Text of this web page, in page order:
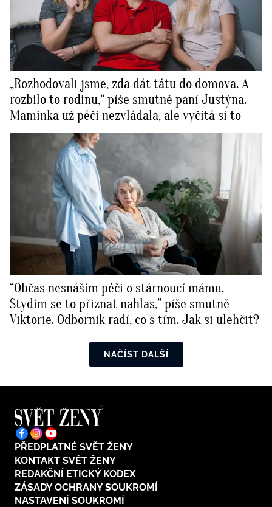
„Rozhodovali jsme, zda dát tátu do domova. A
rozbilo to rodinu,“ píše smutně paní Justýna.
Maminka už péči nezvládala, ale vyčítá si to
“Občas nesnáším péči o stárnoucí mámu.
Stydím se to přiznat nahlas,” píše smutně
Viktorie. Odborník radí, co s tím. Jak si ulehčit?
NAČÍST DALŠÍ
PŘEDPLATNÉ SVĚT ŽENY
KONTAKT SVĚT ŽENY
REDAKČNÍ ETICKÝ KODEX
ZÁSADY OCHRANY SOUKROMÍ
NASTAVENÍ SOUKROMÍ